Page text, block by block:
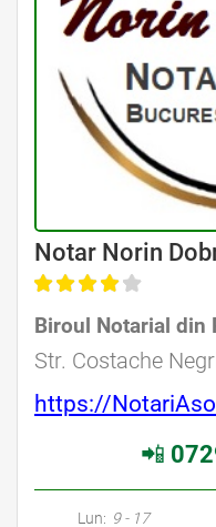
Avocat Specializat în Drept Civil • Avocat
Notar Norin
Biroul Notarial din
Str. Costache
https://
📲
Avocati Bucuresti • Cabinete Avocatura Bucuresti • Avocati
Lun: 9 - 17